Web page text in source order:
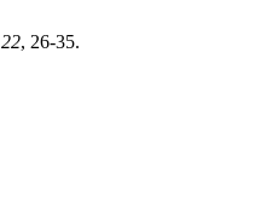
22, 26-35.